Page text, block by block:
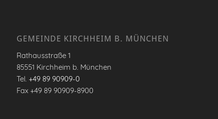
GEMEINDE KIRCHHEIM B. MÜNCHEN
Rathausstraße 1
85551 Kirchheim b. München
Tel. +49 89 90909-0
Fax +49 89 90909-8900